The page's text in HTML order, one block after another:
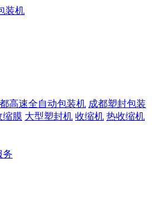
高速全自动包装机 成都塑封包装
缩膜 大型塑封机 收缩机 热收缩机
务